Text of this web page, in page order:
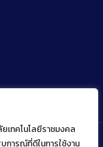
เทคโนโลยีราชมงคล
การณ์ที่ดีในการใช้งาน